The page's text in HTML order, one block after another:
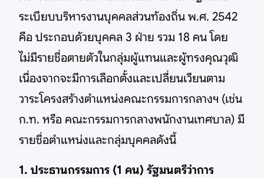
ระเบียบบริหารงานบุคคลส่วนท้องถิ่น พ.ศ. 2542
คือ ประกอบด้วยบุคคล 3 ฝ่าย รวม 18 คน โดย
ไม่มีรายชื่อตายตัวในกลุ่มผู้แทนและผู้ทรงคุณวุฒิ
เนื่องจากจะมีการเลือกตั้งและเปลี่ยนเวียนตาม
วาระโครงสร้างตำแหน่งคณะกรรมการกลางฯ (เช่น
ก.ท. หรือ คณะกรรมการกลางพนักงานเทศบาล) มี
รายชื่อตำแหน่งและกลุ่มบุคคลดังนี้
1. ประธานกรรมการ (1 คน) รัฐมนตรีว่าการ